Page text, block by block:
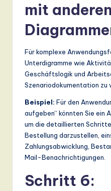
mit anderen
Für komplexe
Unterdigramme wie
Geschäftslogik und
Szenariodokumentation zu
Beispiel: Für den
aufgeben“ könnten Sie ein
um die detaillierten
Bestellung darzustellen,
Zahlungsabwicklung,
Mail-Benachrichtigungen.
Schritt 6: